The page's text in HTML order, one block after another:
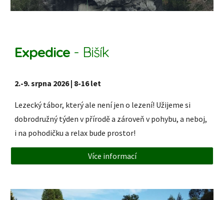
Expedice - Bišík
2.-9. srpna 2026| 8-16let
Lezecký tábor, který ale není jen o lezení! Užijeme si
dobrodružný týden v přírodě a zároveň v pohybu, a neboj,
i na pohodičku a relax bude prostor!
Více informací